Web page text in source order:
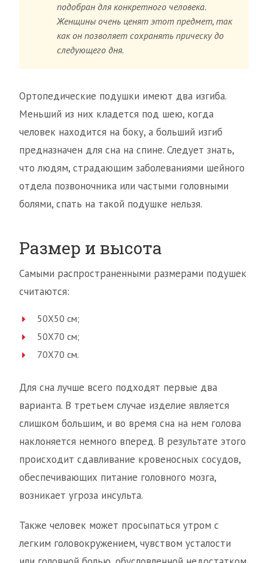
подобран для конкретного человека.
Женщины очень ценят этот предмет, так
как он позволяет сохранять прическу до
следующего дня.
Ортопедические подушки имеют два изгиба.
Меньший из них кладется под шею, когда
человек находится на боку, а больший изгиб
предназначен для сна на спине. Следует знать,
что людям, страдающим заболеваниями шейного
отдела позвоночника или частыми головными
болями, спать на такой подушке нельзя.
Размер и высота
Самыми распространенными размерами подушек
считаются:
50Х50 см;
50Х70 см;
70Х70 см.
Для сна лучше всего подходят первые два
варианта. В третьем случае изделие является
слишком большим, и во время сна на нем голова
наклоняется немного вперед. В результате этого
происходит сдавливание кровеносных сосудов,
обеспечивающих питание головного мозга,
возникает угроза инсульта.
Также человек может просыпаться утром с
легким головокружением, чувством усталости